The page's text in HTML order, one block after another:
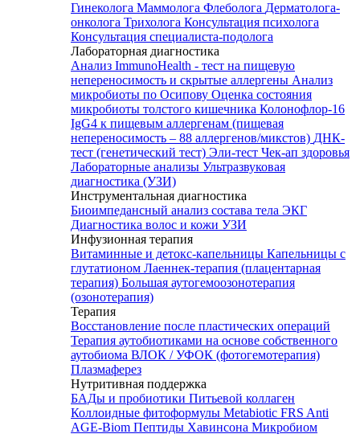
Гинеколога Маммолога Флеболога Дерматолога-
онколога Трихолога Консультация психолога
Консультация специалиста-подолога
Лабораторная диагностика
Анализ ImmunoHealth - тест на пищевую
непереносимость и скрытые аллергены Анализ
микробиоты по Осипову Оценка состояния
микробиоты толстого кишечника Колонофлор-16
IgG4 к пищевым аллергенам (пищевая
непереносимость – 88 аллергенов/микстов) ДНК-
тест (генетический тест) Эли-тест Чек-ап здоровья
Лабораторные анализы Ультразвуковая
диагностика (УЗИ)
Инструментальная диагностика
Биоимпедансный анализ состава тела ЭКГ
Диагностика волос и кожи УЗИ
Инфузионная терапия
Витаминные и детокс-капельницы Капельницы с
глутатионом Лаеннек-терапия (плацентарная
терапия) Большая аутогемоозонотерапия
(озонотерапия)
Терапия
Восстановление после пластических операций
Терапия аутобиотиками на основе собственного
аутобиома ВЛОК / УФОК (фотогемотерапия)
Плазмаферез
Нутритивная поддержка
БАДы и пробиотики Питьевой коллаген
Коллоидные фитоформулы Metabiotic FRS Anti
AGE-Biom Пептиды Хавинсона Микробиом